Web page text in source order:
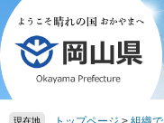
ペ
ー
ジ
の
先
頭
メ
ニ
ュ
ー
を
飛
現在地